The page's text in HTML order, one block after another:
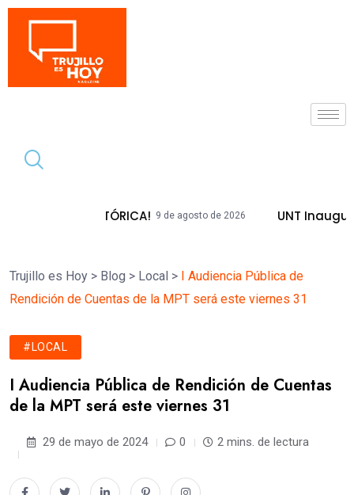
9 de agosto de 2026 UNT Inaugura Plazas
Trujillo es Hoy > Blog > Local > I Audiencia Pública de
Rendición de Cuentas de la MPT será este viernes 31
#LOCAL
I Audiencia Pública de Rendición de Cuentas
de la MPT será este viernes 31
29 de mayo de 2024 0 2 mins. de lectura